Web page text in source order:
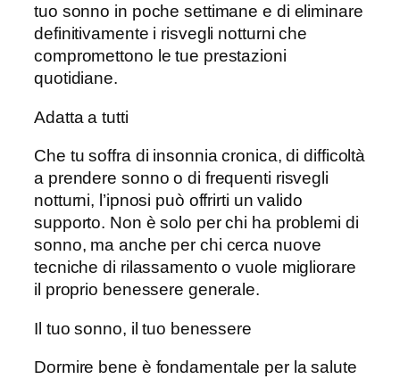
tuo sonno in poche settimane e di eliminare
definitivamente i risvegli notturni che
compromettono le tue prestazioni
quotidiane.
Adatta a tutti
Che tu soffra di insonnia cronica, di difficoltà
a prendere sonno o di frequenti risvegli
notturni, l’ipnosi può offrirti un valido
supporto. Non è solo per chi ha problemi di
sonno, ma anche per chi cerca nuove
tecniche di rilassamento o vuole migliorare
il proprio benessere generale.
Il tuo sonno, il tuo benessere
Dormire bene è fondamentale per la salute